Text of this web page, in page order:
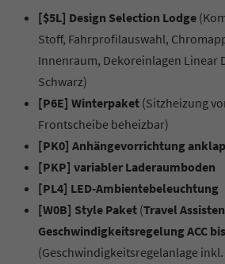
[$5L] Design Selection Lodge
Stoff, Fahrprofilauswahl,
Innenraum, Dekoreinlagen Linear
Schwarz)
[P6E] Winterpaket (Sitzheizung
Frontscheibe beheizbar)
[PK0] Anhängevorrichtung
[PKP] variabler Laderaumboden
[PL4] LED-Ambientebeleuchtung
[W0B] Style Paket (Travel
Geschwindigkeitsregelung ACC
(Geschwindigkeitsregelanlage inkl.